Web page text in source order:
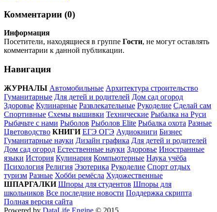
Комментарии (0)
Информация
Посетители, находящиеся в группе Гости, не могут оставлять
комментарии к данной публикации.
Навигация
ЖУРНАЛЫ Автомобильные Архитектура строительство
Гуманитарные Для детей и родителей Дом сад огород
Здоровье Кулинарные Развлекательные Рукоделие Сделай сам
Спортивные Схемы вышивки Технические Рыбалка на Руси
Рыбачьте с нами Рыболов Рыболов Elite Рыбалка охота Разные
Цветоводство КНИГИ ЕГЭ ОГЭ Аудиокниги Бизнес
Гуманитарные науки Дизайн графика Для детей и родителей
Дом сад огород Естественные науки Здоровье Иностранные
языки История Кулинария Компьютерные Наука учёба
Психология Религия Эзотерика Рукоделие Спорт отдых
туризм Разные Хобби ремёсла Художественные
ШПАРГАЛКИ Шпоры для студентов Шпоры для
школьников Все последние новости Поддержка скрипта
Полная версия сайта
Powered by DataLife Engine © 2015